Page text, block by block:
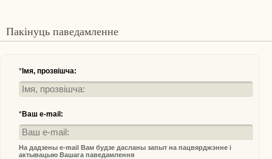
Пакінуць паведамленне
* Імя, прозвішча:
*Ваш e-mail:
На дадзены e-mail Вам будзе дасланы запыт на пацвярджэнне і
актывацыю Вашага паведамлення